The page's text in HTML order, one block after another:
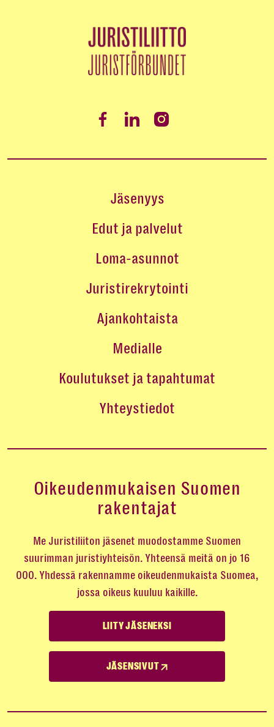
Jäsenyys
Edut ja palvelut
Loma-asunnot
Juristirekrytointi
Ajankohtaista
Medialle
Koulutukset ja tapahtumat
Yhteystiedot
Oikeudenmukaisen Suomen
rakentajat
Me Juristiliiton jäsenet muodostamme Suomen
suurimman juristiyhteisön. Yhteensä meitä on jo 16
000. Yhdessä rakennamme oikeudenmukaista Suomea,
jossa oikeus kuuluu kaikille.
LIITY JÄSENEKSI
JÄSENSIVUT